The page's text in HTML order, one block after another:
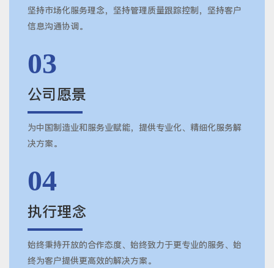
坚持市场化服务理念，坚持管理质量跟踪控制，坚持客户
信息沟通协调。
03
公司愿景
为中国制造业和服务业赋能，提供专业化、精细化服务解
决方案。
04
执行理念
始终秉持开放的合作态度、始终致力于更专业的服务、始
终为客户提供更高效的解决方案。